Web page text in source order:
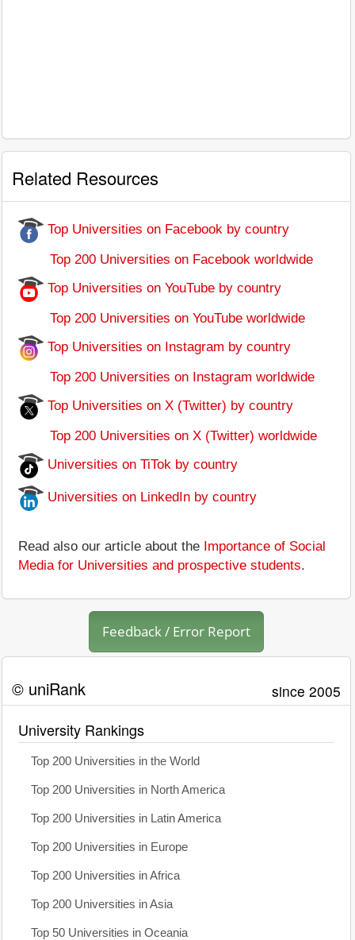
Related Resources
Top Universities on Facebook by country
Top 200 Universities on Facebook worldwide
Top Universities on YouTube by country
Top 200 Universities on YouTube worldwide
Top Universities on Instagram by country
Top 200 Universities on Instagram worldwide
Top Universities on X (Twitter) by country
Top 200 Universities on X (Twitter) worldwide
Universities on TiTok by country
Universities on LinkedIn by country
Read also our article about the Importance of Social
Media for Universities and prospective students.
Feedback / Error Report
© uniRank since 2005
University Rankings
Top 200 Universities in the World
Top 200 Universities in North America
Top 200 Universities in Latin America
Top 200 Universities in Europe
Top 200 Universities in Africa
Top 200 Universities in Asia
Top 50 Universities in Oceania